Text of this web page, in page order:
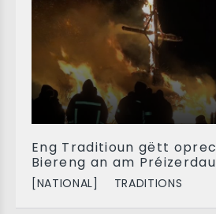
Eng Traditioun gëtt
Biereng an am
[NATIONAL] TRADITIONS